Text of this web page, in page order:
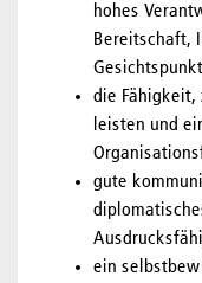
hohes
Bereitschaft,
die
leisten und
gute
ein